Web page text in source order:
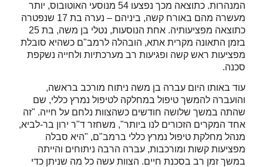
המנהרות. כתוצאה מכך נפצעו 54 מנוסעי האוטובוס, יותר
מעשרה מהם באורח קשה, ביניהם – נערה בת 17 שנפטרה
כתוצאה מפציעותיה. אחת הנוסעות, נטלי בן משה, בת 25
בזמן התאונה מקרית אתא, הובהלה לרמב"ם כשהיא סובלת
מפציעות ראש קשה ופגיעות רב מערכתיות ולחייה נשקפת
סכנה.
עוד באותו היום עברה בן משה ניתוח מורכב בראשה,
והועברה להמשך טיפול במחלקה לטיפול נמרץ כללי, שם
שהתה במשך שלושה חודשים כשהצוות נלחם על חייה. "זה
אחד המקרים הזכורים לנו ביותר", משחזר ד"ר ירון בר-לביא,
מנהל מחלקת טיפול נמרץ כללי ברמב"ם, "היא סבלה
מפציעות קשות ומורכבות, עברה הרבה ניתוחים והייתה
במשך זמן רב בסכנת חיים. הצוות עשה כל מה שניתן כדי